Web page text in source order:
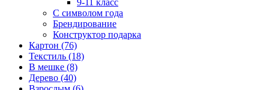
9-11 класс
С символом года
Брендирование
Конструктор подарка
Картон (76)
Текстиль (18)
В мешке (8)
Дерево (40)